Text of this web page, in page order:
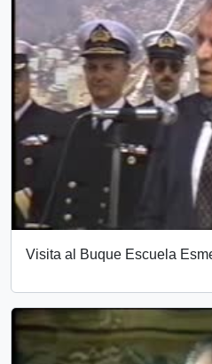
Visita al Buque Escuela